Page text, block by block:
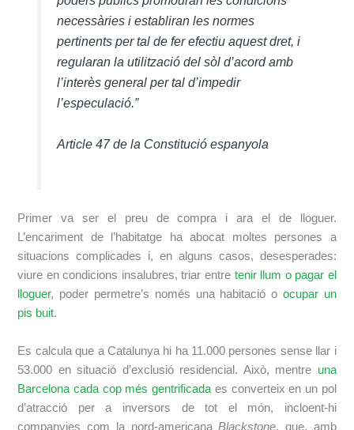
necessàries i establiran les normes
pertinents per tal de fer efectiu aquest dret, i
regularan la utilització del sòl d’acord amb
l’interès general per tal d’impedir
l’especulació.”
Article 47 de la Constitució espanyola
Primer va ser el preu de compra i ara el de lloguer.
L’encariment de l’habitatge ha abocat moltes persones a
situacions complicades i, en alguns casos, desesperades:
viure en condicions insalubres, triar entre tenir llum o pagar el
lloguer, poder permetre’s només una habitació o ocupar un
pis buit.
Es calcula que a Catalunya hi ha 11.000 persones sense llar i
53.000 en situació d’exclusió residencial. Això, mentre una
Barcelona cada cop més gentrificada es converteix en un pol
d’atracció per a inversors de tot el món, incloent-hi
companyies com la nord-americanaBlackstone, que, amb